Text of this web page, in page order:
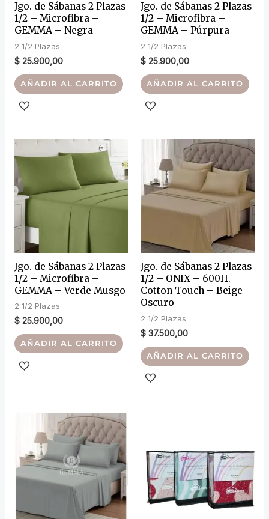
Jgo. de Sábanas 2 Plazas
1/2 – Microfibra –
GEMMA – Negra
2 1/2 Plazas
$25.900,00
AÑADIR AL CARRITO
Jgo. de Sábanas 2 Plazas
1/2 – Microfibra –
GEMMA – Púrpura
2 1/2 Plazas
$ 25.900,00
AÑADIR AL CARRITO
Jgo. de Sábanas 2 Plazas
1/2 – Microfibra –
GEMMA – Verde Musgo
2 1/2 Plazas
$25.900,00
AÑADIR AL CARRITO
Jgo. de Sábanas 2 Plazas
1/2 – ONIX – 600H.
Cotton Touch – Beige
Oscuro
2 1/2 Plazas
$ 37.500,00
AÑADIR AL CARRITO